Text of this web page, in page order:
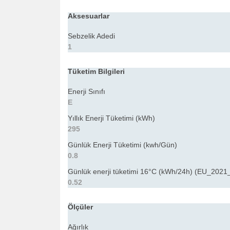
Aksesuarlar
Sebzelik Adedi
1
Tüketim Bilgileri
Enerji Sınıfı
E
Yıllık Enerji Tüketimi (kWh)
295
Günlük Enerji Tüketimi (kwh/Gün)
0.8
Günlük enerji tüketimi 16°C (kWh/24h)
0.52
Ölçüler
Ağırlık